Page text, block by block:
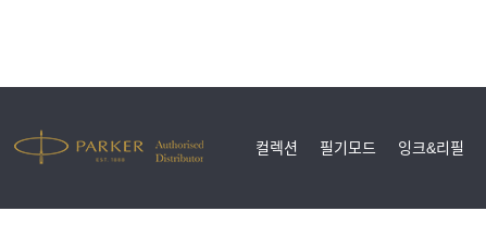
컬렉션 필기모드 잉크&리필